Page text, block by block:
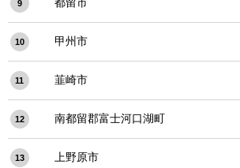
9
10 甲州市
11 韮崎市
12 南都留郡富士河口湖町
13 上野原市